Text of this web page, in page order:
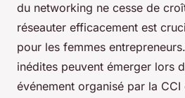
du networking ne cesse de
réseauter efficacement est
pour les femmes
inédites peuvent émerger lors
événement organisé par la CCI